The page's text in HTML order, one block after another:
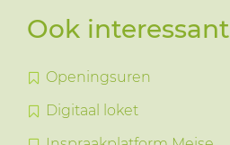
Ook interessant
Openingsuren
Digitaal loket